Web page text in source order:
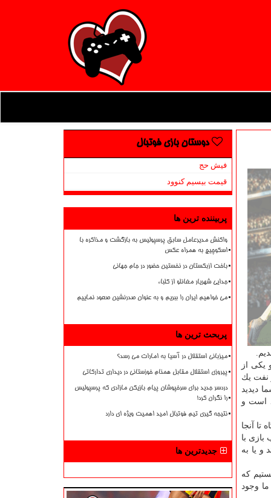
یكی از
نفت یك
دیدید
است و
تا آنجا
بازی با
و یا به
كه
وجود
دوستان بازی فوتبال
فیش حج
قیمت بیسیم کنوود
پربیننده ترین ها
واکنش مدیرعامل سابق پرسپولیس به بازگشت و مذاکره با
اسکوچیچ به همراه عکس
باخت ازبکستان در نخستین حضور در جام جهانی
جدایی شهریار مغانلو از کلباء
می خواهیم ایران را ببریم و به عنوان صدرنشین صعود نماییم
پربحث ترین ها
میزبانی استقلال در آسیا به امارات می رسد؟
پیروزی استقلال مقابل همنام خوزستانی در دیداری تدارکاتی
دردسر جدید برای سرخپوشان پیام بازیکن مازادی که پرسپولیس
را نگران کرد!
نتیجه گیری تیم فوتبال امید اهمیت ویژه ای دارد
جدیدترین ها